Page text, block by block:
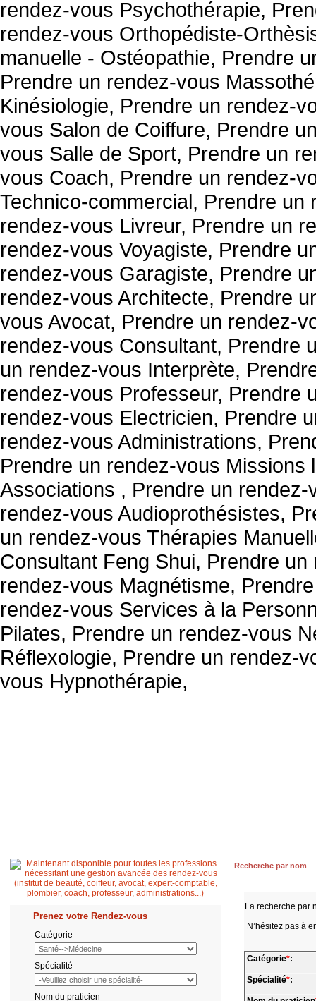
Prenez votre Rendez-vous
Catégorie
Spécialité
Nom du praticien
Recherche par nom
La recherche par
N’hésitez pas à
Catégorie*:
Spécialité*: